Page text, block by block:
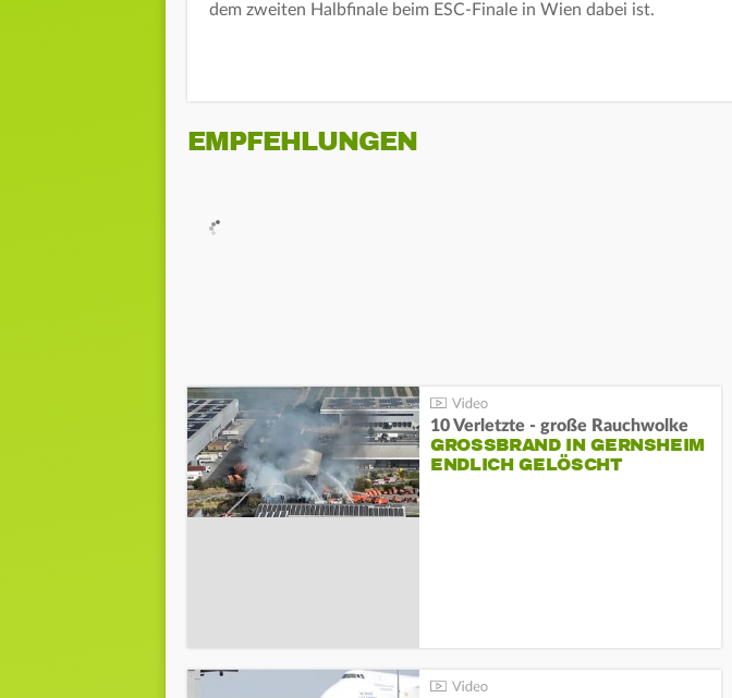
dem zweiten Halbfinale beim ESC-Finale in Wien dabei ist.
EMPFEHLUNGEN
10 Verletzte - große Rauchwolke
GROSSBRAND IN GERNSHEIM E
NDLICH GELÖSCHT